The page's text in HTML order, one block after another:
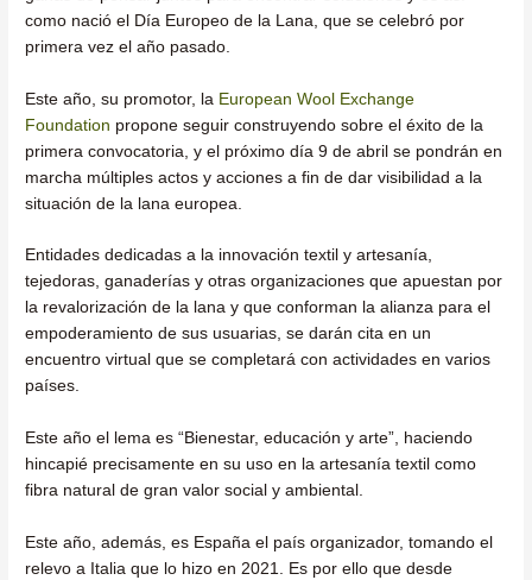
como nació el Día Europeo de la Lana, que se celebró por
primera vez el año pasado.
Este año, su promotor, la European Wool Exchange
Foundation propone seguir construyendo sobre el éxito de la
primera convocatoria, y el próximo día 9 de abril se pondrán en
marcha múltiples actos y acciones a fin de dar visibilidad a la
situación de la lana europea.
Entidades dedicadas a la innovación textil y artesanía,
tejedoras, ganaderías y otras organizaciones que apuestan por
la revalorización de la lana y que conforman la alianza para el
empoderamiento de sus usuarias, se darán cita en un
encuentro virtual que se completará con actividades en varios
países.
Este año el lema es “Bienestar, educación y arte”, haciendo
hincapié precisamente en su uso en la artesanía textil como
fibra natural de gran valor social y ambiental.
Este año, además, es España el país organizador, tomando el
relevo a Italia que lo hizo en 2021. Es por ello que desde